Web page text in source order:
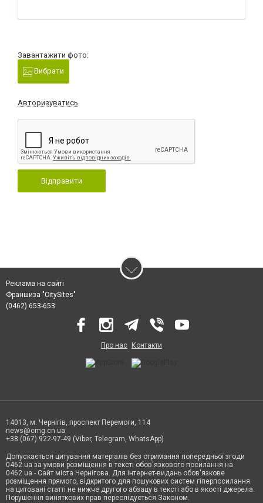
Завантажити фото:
Вибрати
Авторизуватись
Відправити
Реклама на сайті
Франшиза "CitySites"
(0462) 653-653
Про нас Контакти
14013, м. Чернігів, проспект Перемоги, 114
news@cmg.cn.ua
+38 (067) 922-97-49 (Viber, Telegram, WhatsApp)
Допускається цитування матеріалів без отримання попередньої згоди
0462.ua за умови розміщення в тексті обов'язкового посилання на
0462.ua - Сайт міста Чернігова. Для інтернет-видань обов'язкове
розміщення прямого, відкритого для пошукових систем гіперпосилання
на цитовані статті не нижче другого абзацу в тексті або в якості джерела.
Порушення виняткових прав переслідується Законом.